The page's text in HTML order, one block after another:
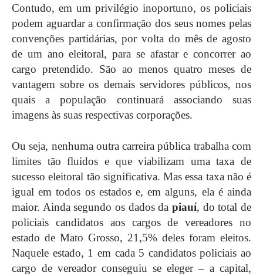
Contudo, em um privilégio inoportuno, os policiais
podem aguardar a confirmação dos seus nomes pelas
convenções partidárias, por volta do mês de agosto
de um ano eleitoral, para se afastar e concorrer ao
cargo pretendido. São ao menos quatro meses de
vantagem sobre os demais servidores públicos, nos
quais a população continuará associando suas
imagens às suas respectivas corporações.
Ou seja, nenhuma outra carreira pública trabalha com
limites tão fluidos e que viabilizam uma taxa de
sucesso eleitoral tão significativa. Mas essa taxa não é
igual em todos os estados e, em alguns, ela é ainda
maior. Ainda segundo os dados da piauí, do total de
policiais candidatos aos cargos de vereadores no
estado de Mato Grosso, 21,5% deles foram eleitos.
Naquele estado, 1 em cada 5 candidatos policiais ao
cargo de vereador conseguiu se eleger – a capital,